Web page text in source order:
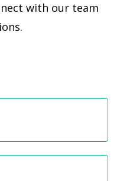
with our team